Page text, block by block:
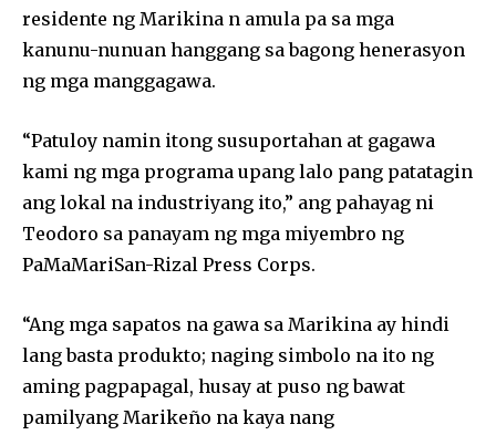
residente ng Marikina n amula pa sa mga
kanunu-nunuan hanggang sa bagong henerasyon
ng mga manggagawa.
“Patuloy namin itong susuportahan at gagawa
kami ng mga programa upang lalo pang patatagin
ang lokal na industriyang ito,” ang pahayag ni
Teodoro sa panayam ng mga miyembro ng
PaMaMariSan-Rizal Press Corps.
“Ang mga sapatos na gawa sa Marikina ay hindi
lang basta produkto; naging simbolo na ito ng
aming pagpapagal, husay at puso ng bawat
pamilyang Marikeño na kaya nang